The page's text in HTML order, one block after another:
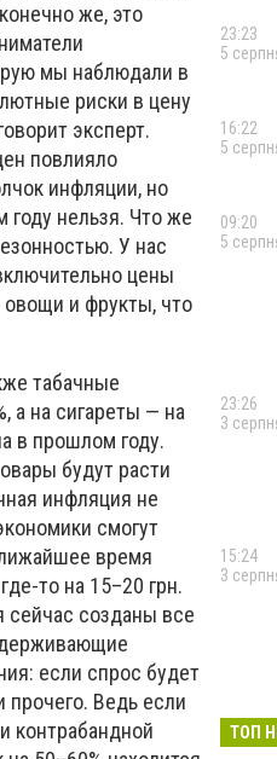
же, это
мы наблюдали в
риски в цену
эксперт.
повлияло
инфляции, но
году нельзя. Что же
У нас
цены
овощи и фрукты, что
табачные
а на сигареты — на
в прошлом году.
будут расти
инфляция не
смогут
время
то на 15–20 грн.
сейчас созданы все
если спрос будет
прочего. Ведь если
контрабандной
23:23
5
16:22
5
09:20
5
23:26
3
15:24
3
ТОП